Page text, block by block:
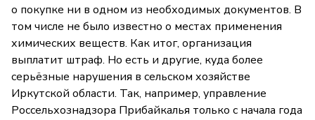
о покупке ни в одном из необходимых документов. В
том числе не было известно о местах применения
химических веществ. Как итог, организация
выплатит штраф. Но есть и другие, куда более
серьёзные нарушения в сельском хозяйстве
Иркутской области. Так, например, управление
Россельхознадзора Прибайкалья только с начала года